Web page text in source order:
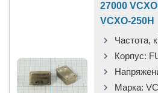
27000
VCXO-250H
Частота,
Корпус:
Марка: